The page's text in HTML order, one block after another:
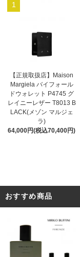
1
【正規取扱店】Maison
Margiela バイフォール
ドウォレット P4745 グ
レイニーレザー T8013 B
LACK(メゾン マルジェ
ラ)
64,000円(税込70,400円)
おすすめ商品